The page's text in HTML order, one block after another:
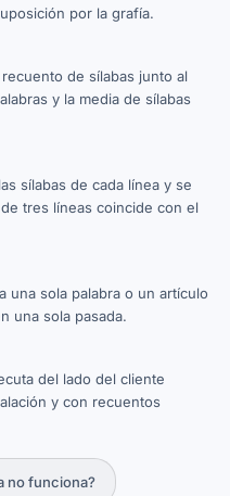
por la grafía.
de sílabas junto al
y la media de sílabas
sílabas de cada línea y se
tres líneas coincide con el
sola palabra o un artículo
una sola pasada.
del lado del cliente
y con recuentos
no funciona?